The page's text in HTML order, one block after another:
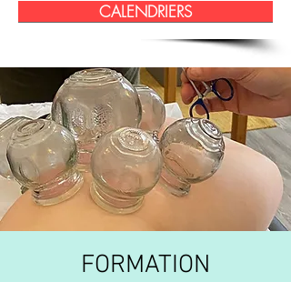
CALENDRIERS
FORMATION